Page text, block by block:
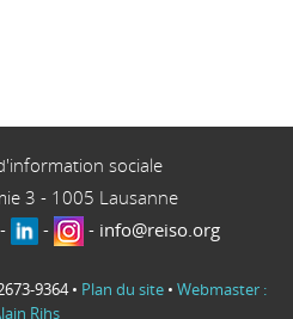
sociale
3 - 1005 Lausanne
- - - info@reiso.org
9364 • Plan du site • Webmaster :
Rihs